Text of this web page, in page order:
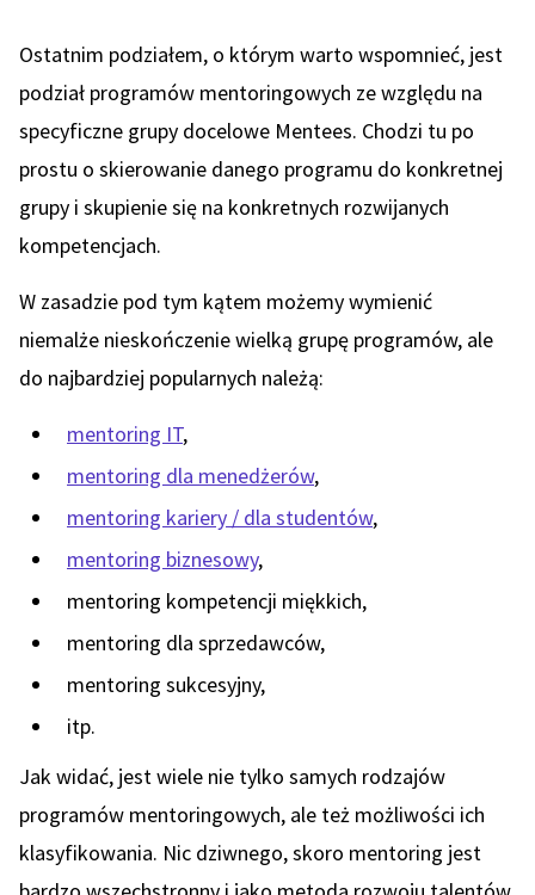
Ostatnim podziałem, o którym warto wspomnieć, jest
podział programów mentoringowych ze względu na
specyficzne grupy docelowe Mentees. Chodzi tu po
prostu o skierowanie danego programu do konkretnej
grupy i skupienie się na konkretnych rozwijanych
kompetencjach.
W zasadzie pod tym kątem możemy wymienić
niemalże nieskończenie wielką grupę programów, ale
do najbardziej popularnych należą:
mentoring IT,
mentoring dla menedżerów,
mentoring kariery / dla studentów,
mentoring biznesowy,
mentoring kompetencji miękkich,
mentoring dla sprzedawców,
mentoring sukcesyjny,
itp.
Jak widać, jest wiele nie tylko samych rodzajów
programów mentoringowych, ale też możliwości ich
klasyfikowania. Nic dziwnego, skoro mentoring jest